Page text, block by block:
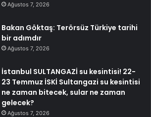
Ağustos 7, 2026
Bakan Göktaş: Terörsüz Türkiye tarihi
bir adımdır
Ağustos 7, 2026
İstanbul SULTANGAZİ su kesintisi! 22-
23 Temmuz İSKİ Sultangazi su kesintisi
ne zaman bitecek, sular ne zaman
gelecek?
Ağustos 7, 2026